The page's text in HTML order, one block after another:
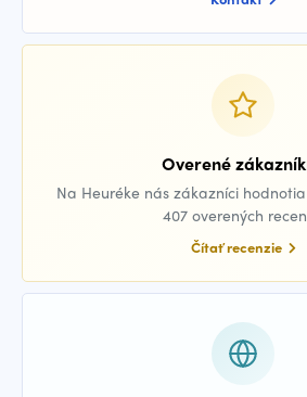
Overené
Na Heuréke nás zákazníci
407 overených
Čítať recenzie